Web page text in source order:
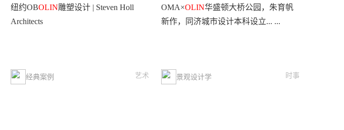
纽约OBOLIN雕塑设计 | Steven Holl
Architects
经典案例 艺术
OMA×OLIN华盛顿大桥公园，朱育帆
新作，同济城市设计本科设立... ...
景观设计学 时事